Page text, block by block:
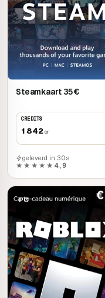
Steamkaart 35€
CREDITS
1 842cr
geleverd in 30s
★★★★★ 4,9
PC